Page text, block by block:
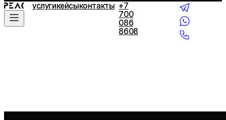
услугикейсыконтакты +7
700
086
8608